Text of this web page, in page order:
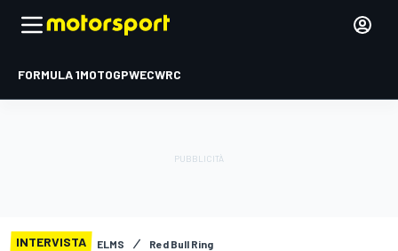
FORMULA 1MOTOGPWECWRC
INTERVISTA ELMS Red Bull Ring